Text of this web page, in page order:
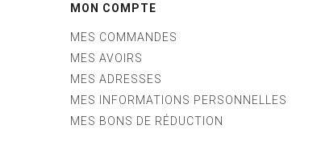
MON COMPTE
MES COMMANDES
MES AVOIRS
MES ADRESSES
MES INFORMATIONS PERSONNELLES
MES BONS DE RÉDUCTION